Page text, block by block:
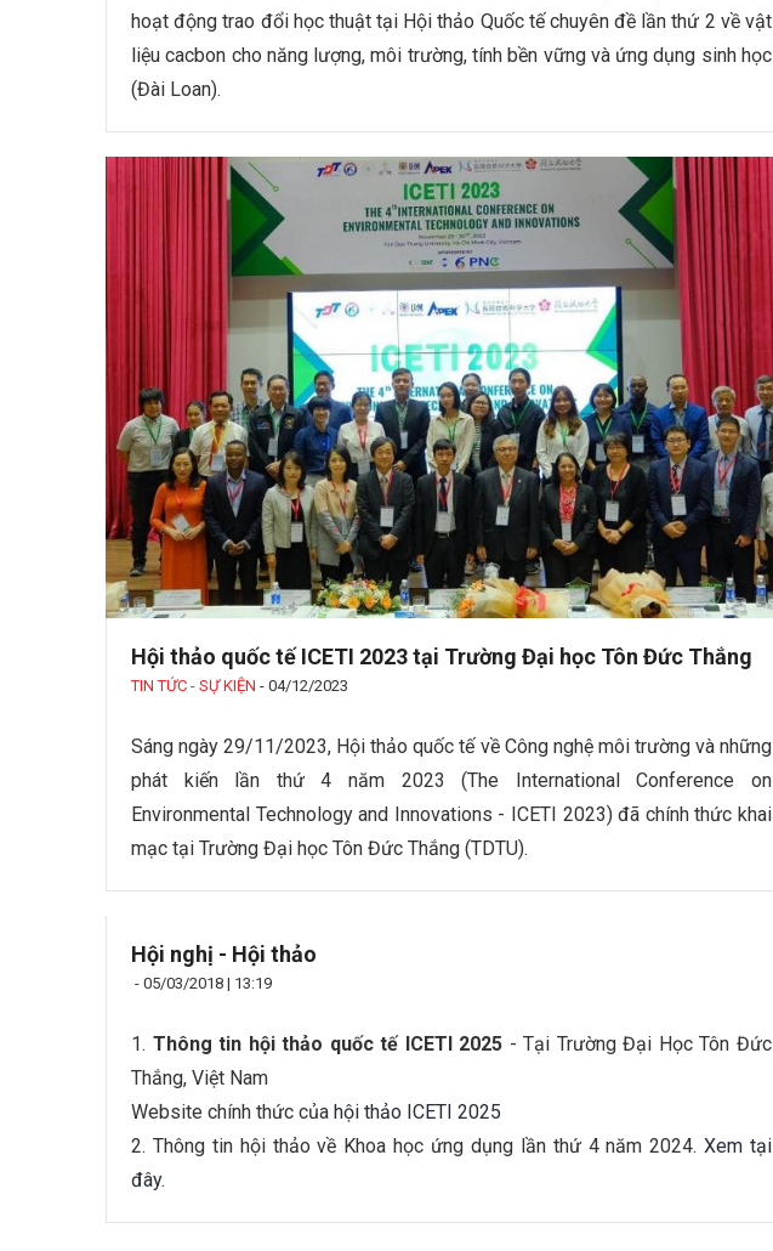
hoạt động trao đổi học thuật tại Hội thảo Quốc tế chuyên đề lần thứ 2 về vật
liệu cacbon cho năng lượng, môi trường, tính bền vững và ứng dụng sinh học
(Đài Loan).
Hội thảo quốc tế ICETI 2023 tại Trường Đại học Tôn Đức Thắng
TIN TỨC - SỰ KIỆN - 04/12/2023
Sáng ngày 29/11/2023, Hội thảo quốc tế về Công nghệ môi trường và những
phát kiến lần thứ 4 năm 2023 (The International Conference on
Environmental Technology and Innovations - ICETI 2023) đã chính thức khai
mạc tại Trường Đại học Tôn Đức Thắng (TDTU).
Hội nghị - Hội thảo
- 05/03/2018 | 13:19
1. Thông tin hội thảo quốc tế ICETI 2025 - Tại Trường Đại Học Tôn Đức
Thắng, Việt Nam
Website chính thức của hội thảo ICETI 2025
2. Thông tin hội thảo về Khoa học ứng dụng lần thứ 4 năm 2024.Xem tại
đây.